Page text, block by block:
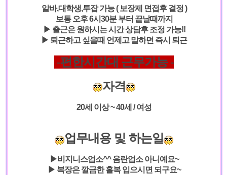
알바,대학생,투잡 가능 ( 보장제 면접후 결정 )
보통 오후 6시30분 부터 끝날때까지
▶ 출근은 원하시는 시간 상담후 조정 가능!!
▶ 퇴근하고 싶을때 언제고 말하면 즉시 퇴근
-편한시간대 근무가능 -
자격
20세 이상 ~ 40세 / 여성
업무내용 및 하는일
▶비지니스업소^^ 음란업소 아니예요~
▶ 복장은 깔금한 홀복 입으시면 되구요~